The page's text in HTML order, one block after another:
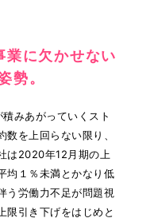
に欠かせない
勢。
みあがっていくスト
を上回らない限り、
は2020年12月期の上
均１％未満とかなり低
う労働力不足が問題視
限引き下げをはじめと